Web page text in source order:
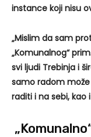
instance koji nisu
„Mislim da sam
„Komunalnog“
svi ljudi Trebinja i
samo radom
raditi i na sebi, kao